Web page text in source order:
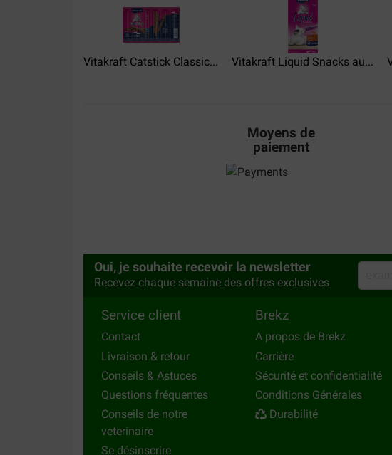
Vitakraft Catstick Classic... Vitakraft Liquid Snacks au...
Moyens de
paiement
Oui, je souhaite recevoir la newsletter
Recevez chaque semaine des offres exclusives
Service client
Contact
Livraison & retour
Conseils & Astuces
Questions fréquentes
Conseils de notre
veterinaire
Se désinscrire
Brekz
A propos de Brekz
Carrière
Sécurité et confidentialité
Conditions Générales
Durabilité